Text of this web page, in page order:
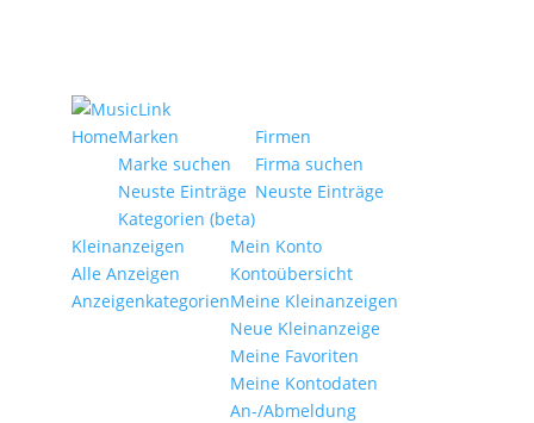
HomeMarken
Marke suchen
Neuste Einträge
Kategorien (beta)
Firmen
Firma suchen
Neuste Einträge
Kleinanzeigen
Alle Anzeigen
Anzeigen­kategorien
Mein Konto
Kontoübersicht
Meine Kleinanzeigen
Neue Kleinanzeige
Meine Favoriten
Meine Kontodaten
An-/Abmeldung